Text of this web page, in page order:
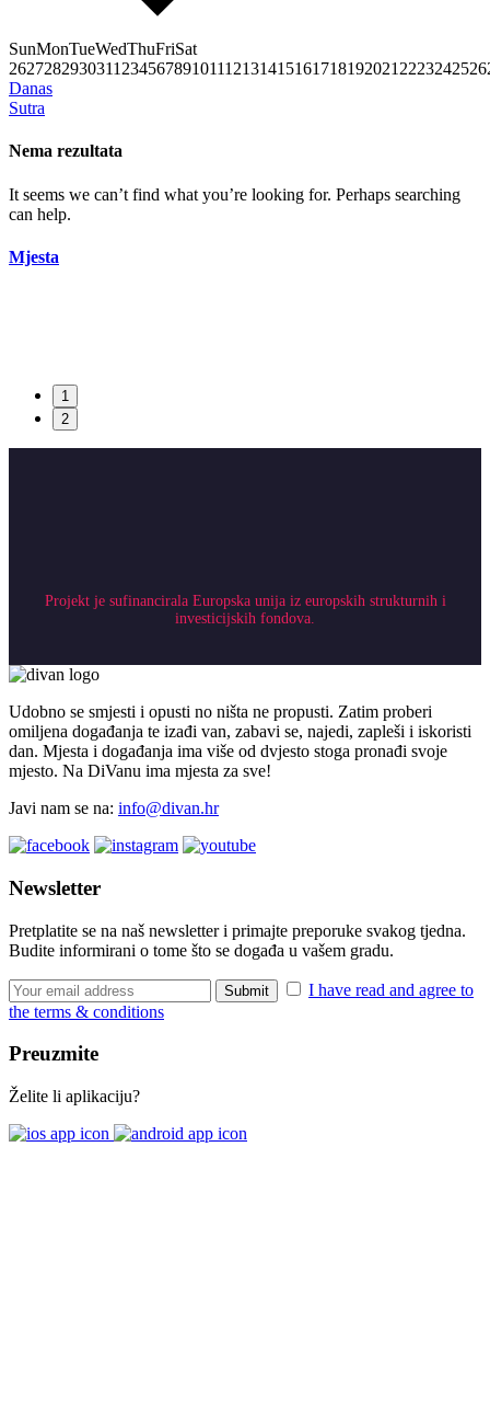
SunMonTueWedThuFriSat
2627282930311 23456789101112131415161718192021 2223242526
Danas
Sutra
Nema rezultata
It seems we can’t find what you’re looking for. Perhaps searching
can help.
Mjesta
1
2
Projekt je sufinancirala Europska unija iz europskih strukturnih i
investicijskih fondova.
Udobno se smjesti i opusti no ništa ne propusti. Zatim proberi
omiljena događanja te izađi van, zabavi se, najedi, zapleši i iskoristi
dan. Mjesta i događanja ima više od dvjesto stoga pronađi svoje
mjesto. Na DiVanu ima mjesta za sve!
Javi nam se na: info@divan.hr
Newsletter
Pretplatite se na naš newsletter i primajte preporuke svakog tjedna.
Budite informirani o tome što se događa u vašem gradu.
I have read and agree to
the terms & conditions
Preuzmite
Želite li aplikaciju?